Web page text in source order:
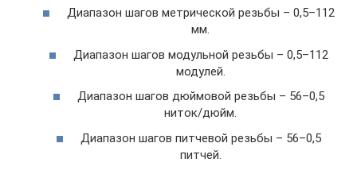
Диапазон шагов метрической резьбы – 0,5–112
мм.
Диапазон шагов модульной резьбы – 0,5–112
модулей.
Диапазон шагов дюймовой резьбы – 56–0,5
ниток/дюйм.
Диапазон шагов питчевой резьбы – 56–0,5
питчей.